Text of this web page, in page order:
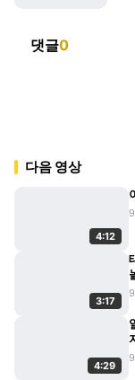
댓글0
다음 영상
4:12
3:17
4:29